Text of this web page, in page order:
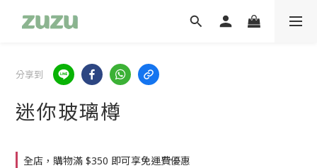
分享到
迷你玻璃樽
全店，購物滿 $350 即可享免運費優惠